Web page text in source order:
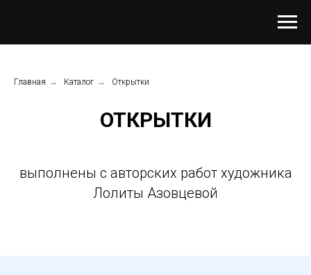
Главная → Каталог → Открытки
ОТКРЫТКИ
выполнены с авторских работ художника
Лолиты Азовцевой